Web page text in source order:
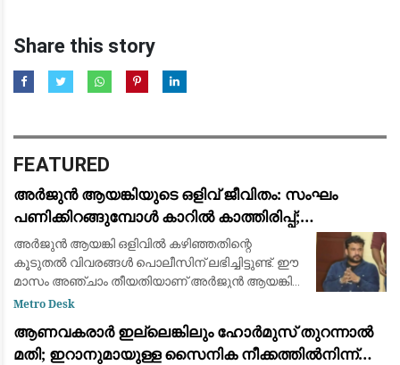
Share this story
FEATURED
അർജുൻ ആയങ്കിയുടെ ഒളിവ് ജീവിതം: സംഘം
പണിക്കിറങ്ങുമ്പോൾ കാറിൽ കാത്തിരിപ്പ്;
നിർണായക വിവരങ്ങൾ പോലീസിന്
അര്‍ജുന്‍ ആയങ്കി ഒളിവില്‍ കഴിഞ്ഞതിന്റെ
കൂടുതല്‍ വിവരങ്ങള്‍ പൊലീസിന് ലഭിച്ചിട്ടുണ്ട്. ഈ
മാസം അഞ്ചാം തീയതിയാണ് അര്‍ജുന്‍ ആയങ്കി
കണ്ണൂരിലെത്തിയത്. ആറാം തീയതി
Metro Desk
ആണവകരാർ ഇല്ലെങ്കിലും ഹോർമുസ് തുറന്നാൽ
മതി; ഇറാനുമായുള്ള സൈനിക നീക്കത്തിൽനിന്ന്